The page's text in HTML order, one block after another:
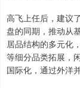
高飞上任后，建议
盘的同期，推动从
居品结构的多元化
等细分品类拓展，
国际化，通过外洋